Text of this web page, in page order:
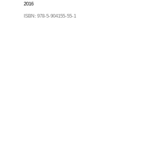
2016
ISBN: 978-5-904155-55-1